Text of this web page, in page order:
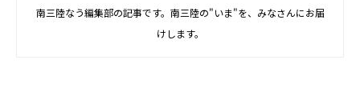
南三陸なう編集部の記事です。南三陸の"いま"を、みなさんにお届
けします。